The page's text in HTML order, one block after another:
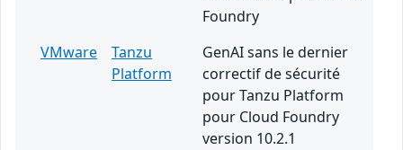
Foundry
VMware
Tanzu
Platform
GenAI sans le dernier
correctif de sécurité
pour Tanzu Platform
pour Cloud Foundry
version 10.2.1